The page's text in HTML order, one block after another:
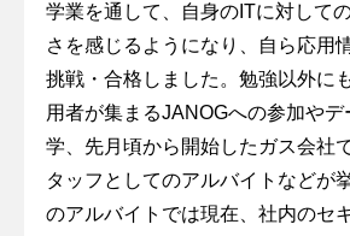
学業を通して、自身のITに対して
さを感じるようになり、自ら応用
挑戦・合格しました。勉強以外に
用者が集まるJANOGへの参加や
学、先月頃から開始したガス会社
タッフとしてのアルバイトなどが
のアルバイトでは現在、社内のセ